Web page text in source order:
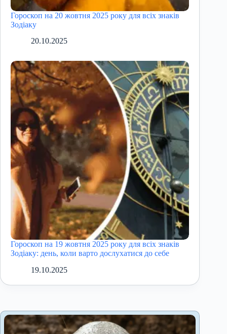
Гороскоп на 20 жовтня 2025 року для всіх знаків
Зодіаку
20.10.2025
Гороскоп на 19 жовтня 2025 року для всіх знаків
Зодіаку: день, коли варто дослухатися до себе
19.10.2025